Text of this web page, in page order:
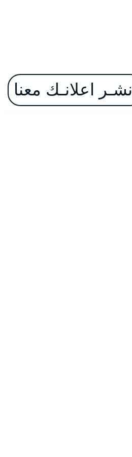
انشـر اعلانـك معنا